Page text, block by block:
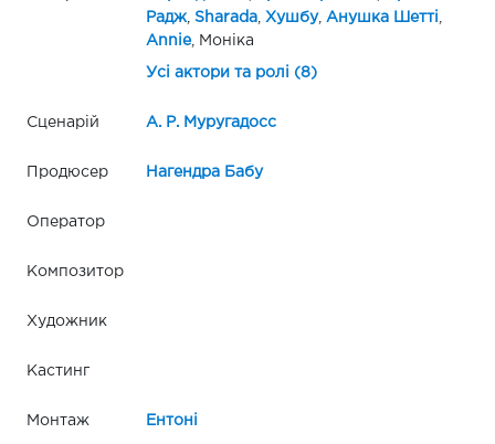
Радж, Sharada, Хушбу, Анушка Шетті
Annie, Моніка
Усі актори та ролі (8)
Сценарій А. Р. Муругадосс
Продюсер Нагендра Бабу
Оператор
Композитор
Художник
Кастинг
Монтаж Ентоні